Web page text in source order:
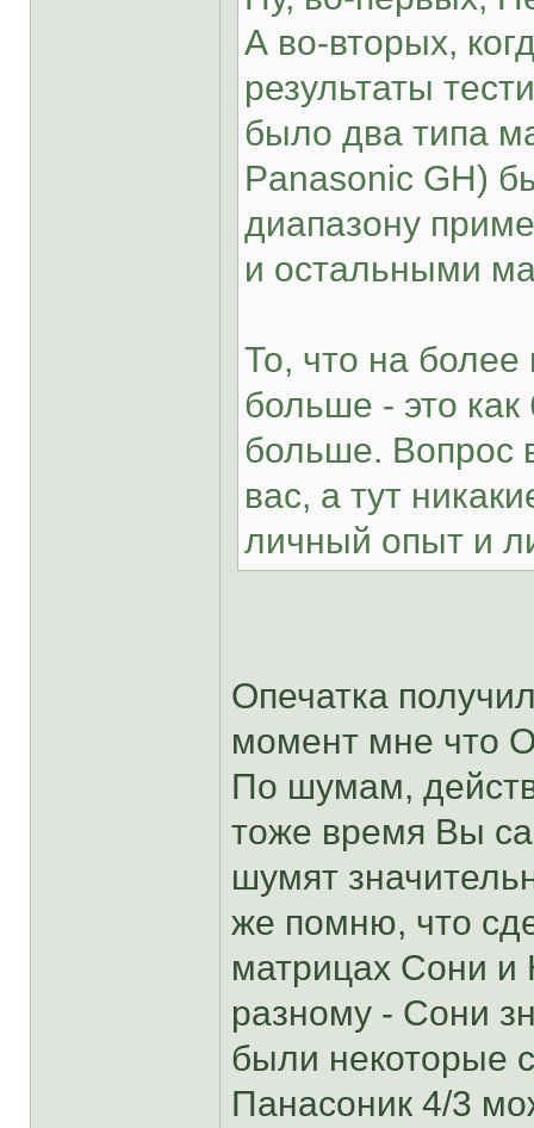
А во-вторых,
результаты
было два типа
Panasonic GH)
диапазону
и остальными
То, что на
больше - это
больше. Вопрос
вас, а тут
личный опыт и
Опечатка
момент мне что
По шумам,
тоже время Вы
шумят
же помню, что
матрицах Сони
разному - Сони
были некоторые
Панасоник 4/3